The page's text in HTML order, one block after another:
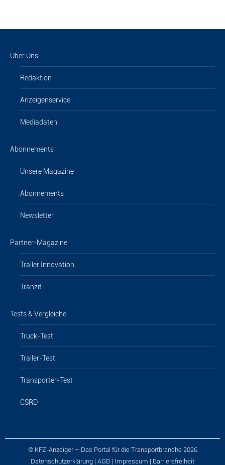
Über Uns
Redaktion
Anzeigenservice
Mediadaten
Abonnements
Unsere Magazine
Abonnements
Newsletter
Partner-Magazine
Trailer Innovation
Tranzit
Tests & Vergleiche
Truck-Test
Trailer-Test
Transporter-Test
CSRD
© KFZ-Anzeiger – Das Portal für die Transportbranche 2026
Datenschutzerklärung | AGB | Impressum | Barrierefreiheit